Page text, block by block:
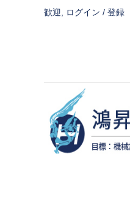
歓迎, ログイン / 登録